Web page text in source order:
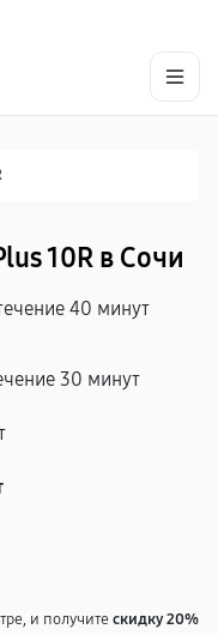
10R в Сочи
40 минут
30 минут
и получитескидку 20%